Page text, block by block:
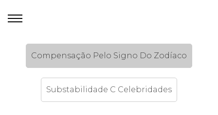
Compensação Pelo Signo Do Zodíaco
Substabilidade C Celebridades